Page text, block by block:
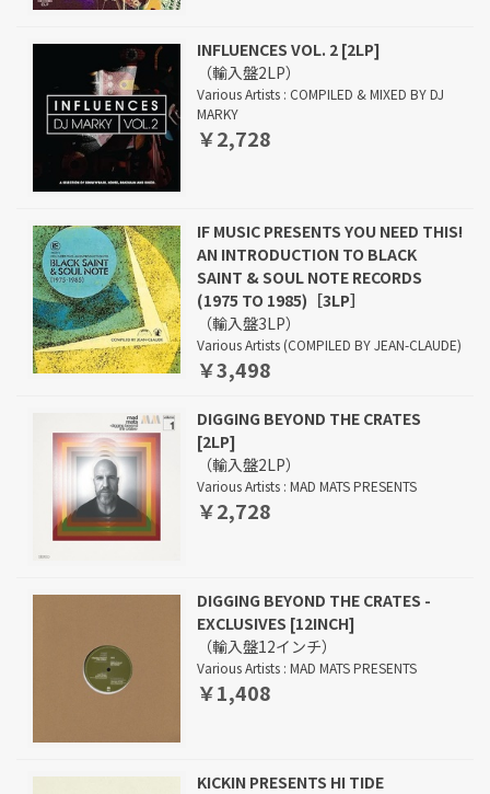
INFLUENCES VOL. 2 [2LP]
（輸入盤2LP）
Various Artists : COMPILED & MIXED BY DJ
MARKY
￥2,728
IF MUSIC PRESENTS YOU NEED THIS!
AN INTRODUCTION TO BLACK
SAINT & SOUL NOTE RECORDS
(1975 TO 1985)［3LP］
（輸入盤3LP）
Various Artists (COMPILED BY JEAN-CLAUDE)
￥3,498
DIGGING BEYOND THE CRATES
[2LP]
（輸入盤2LP）
Various Artists : MAD MATS PRESENTS
￥2,728
DIGGING BEYOND THE CRATES -
EXCLUSIVES [12INCH]
（輸入盤12インチ）
Various Artists : MAD MATS PRESENTS
￥1,408
KICKIN PRESENTS HI TIDE